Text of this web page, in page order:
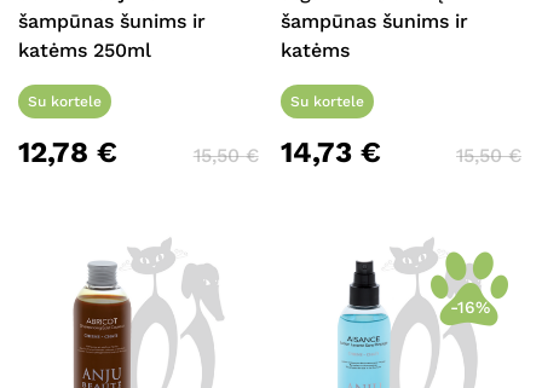
šampūnas šunims ir
katėms 250ml
Su kortele
12,78 € 15,50€
šampūnas šunims ir
katėms
Su kortele
14,73€ 15,50€
-16%